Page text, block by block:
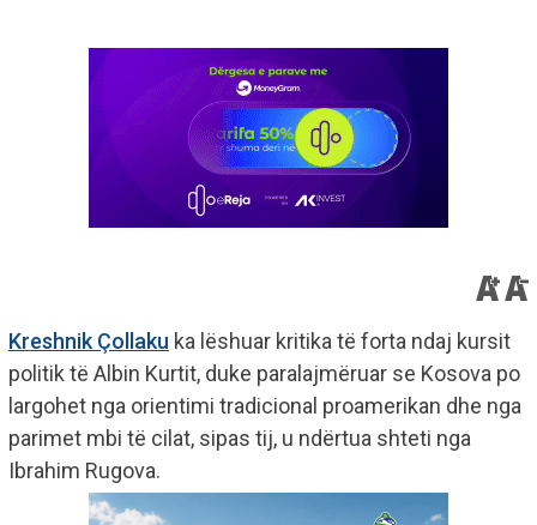
Kreshnik Çollaku ka lëshuar kritika të forta ndaj kursit
politik të Albin Kurtit, duke paralajmëruar se Kosova po
largohet nga orientimi tradicional proamerikan dhe nga
parimet mbi të cilat, sipas tij, u ndërtua shteti nga
Ibrahim Rugova.